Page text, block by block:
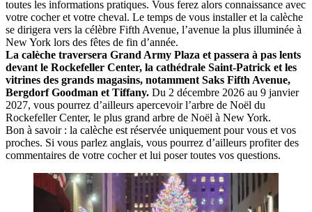
toutes les informations pratiques. Vous ferez alors connaissance avec
votre cocher et votre cheval. Le temps de vous installer et la calèche
se dirigera vers la célèbre Fifth Avenue, l’avenue la plus illuminée à
New York lors des fêtes de fin d’année.
La calèche traversera Grand Army Plaza et passera à pas lents
devant le Rockefeller Center, la cathédrale Saint-Patrick et les
vitrines des grands magasins, notamment Saks Fifth Avenue,
Bergdorf Goodman et Tiffany. Du 2 décembre 2026 au 9 janvier
2027, vous pourrez d’ailleurs apercevoir l’arbre de Noël du
Rockefeller Center, le plus grand arbre de Noël à New York.
Bon à savoir : la calèche est réservée uniquement pour vous et vos
proches. Si vous parlez anglais, vous pourrez d’ailleurs profiter des
commentaires de votre cocher et lui poser toutes vos questions.